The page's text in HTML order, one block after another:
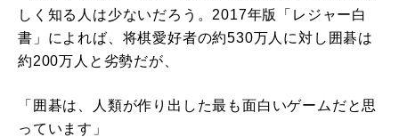
しく知る人は少ないだろう。2017年版「レジャー白
書」によれば、将棋愛好者の約530万人に対し囲碁は
約200万人と劣勢だが、
「囲碁は、人類が作り出した最も面白いゲームだと思
っています」